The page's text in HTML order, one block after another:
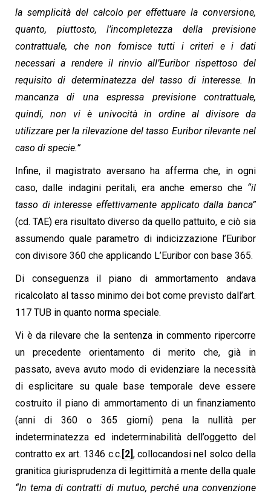
la semplicità del calcolo per effettuare la conversione,
quanto, piuttosto, l’incompletezza della previsione
contrattuale, che non fornisce tutti i criteri e i dati
necessari a rendere il rinvio all’Euribor rispettoso del
requisito di determinatezza del tasso di interesse. In
mancanza di una espressa previsione contrattuale,
quindi, non vi è univocità in ordine al divisore da
utilizzare per la rilevazione del tasso Euribor rilevante nel
caso di specie.”
Infine, il magistrato aversano ha afferma che, in ogni
caso, dalle indagini peritali, era anche emerso che “il
tasso di interesse effettivamente applicato dalla banca”
(cd. TAE) era risultato diverso da quello pattuito, e ciò sia
assumendo quale parametro di indicizzazione l’Euribor
con divisore 360 che applicando L’Euribor con base 365.
Di conseguenza il piano di ammortamento andava
ricalcolato al tasso minimo dei bot come previsto dall’art.
117 TUB in quanto norma speciale.
Vi è da rilevare che la sentenza in commento ripercorre
un precedente orientamento di merito che, già in
passato, aveva avuto modo di evidenziare la necessità
di esplicitare su quale base temporale deve essere
costruito il piano di ammortamento di un finanziamento
(anni di 360 o 365 giorni) pena la nullità per
indeterminatezza ed indeterminabilità dell’oggetto del
contratto ex art. 1346 c.c. [2], collocandosi nel solco della
granitica giurisprudenza di legittimità a mente della quale
“In tema di contratti di mutuo, perché una convenzione